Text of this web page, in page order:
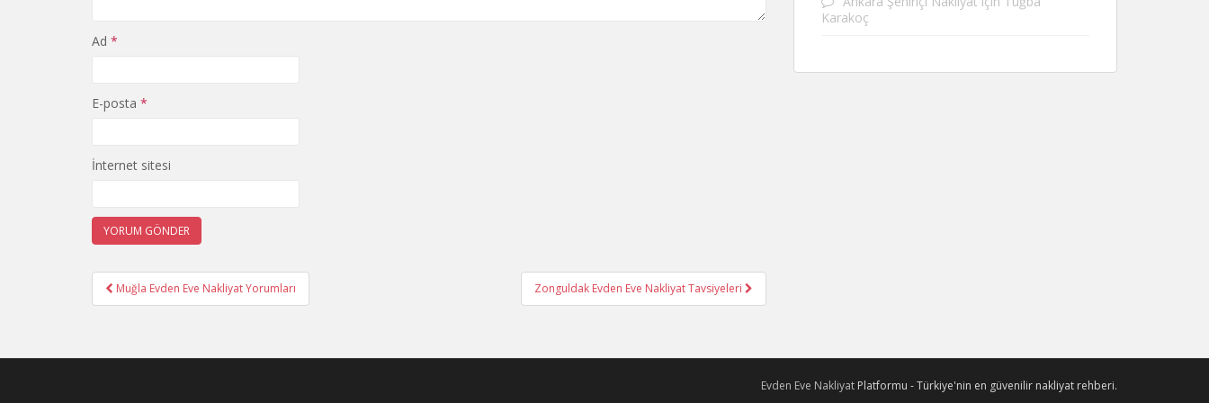
Ad *
E-posta *
İnternet sitesi
Yazı
gezinmesi
Muğla Evden Eve Nakliyat Yorumları Zonguldak Evden Eve Nakliyat Tavsiyeleri
Karakoç
Evden Eve Nakliyat Platformu - Türkiye'nin en güvenilir nakliyat rehberi.